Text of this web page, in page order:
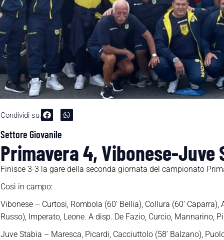
Condividi su:
Settore Giovanile
Primavera 4, Vibonese-
Finisce 3-3 la gare della seconda giornata del campionato
Così in campo:
Vibonese – Curtosi, Rombola (60’ Bellia), Collura (60’
Russo), Imperato, Leone. A disp. De Fazio, Curcio, Mannarino,
Juve Stabia – Maresca, Picardi, Cacciuttolo (58’ Balzano),